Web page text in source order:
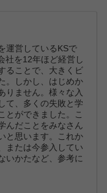
運営しているKSで
社を12年ほど経営し
ることで、大きくビ
。しかし、はじめか
りません。様々な入
て、多くの失敗と学
とができました。こ
んだことをみなさん
と思います。これか
または今参入してい
いかたなど、参考に